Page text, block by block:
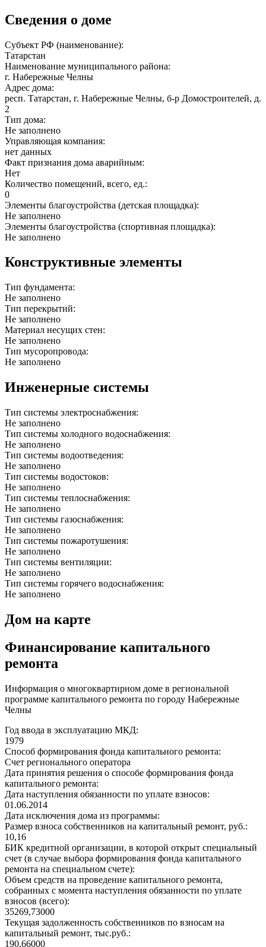
Сведения о доме
Субъект РФ (наименование):
Татарстан
Наименование муниципального района:
г. Набережные Челны
Адрес дома:
респ. Татарстан, г. Набережные Челны, б-р Домостроителей, д.
2
Тип дома:
Не заполнено
Управляющая компания:
нет данных
Факт признания дома аварийным:
Нет
Количество помещений, всего, ед.:
0
Элементы благоустройства (детская площадка):
Не заполнено
Элементы благоустройства (спортивная площадка):
Не заполнено
Конструктивные элементы
Тип фундамента:
Не заполнено
Тип перекрытий:
Не заполнено
Материал несущих стен:
Не заполнено
Тип мусоропровода:
Не заполнено
Инженерные системы
Тип системы электроснабжения:
Не заполнено
Тип системы холодного водоснабжения:
Не заполнено
Тип системы водоотведения:
Не заполнено
Тип системы водостоков:
Не заполнено
Тип системы теплоснабжения:
Не заполнено
Тип системы газоснабжения:
Не заполнено
Тип системы пожаротушения:
Не заполнено
Тип системы вентиляции:
Не заполнено
Тип системы горячего водоснабжения:
Не заполнено
Дом на карте
Финансирование капитального
ремонта
Информация о многоквартирном доме в региональной
программе капитального ремонта по городу Набережные
Челны
Год ввода в эксплуатацию МКД:
1979
Способ формирования фонда капитального ремонта:
Счет регионального оператора
Дата принятия решения о способе формирования фонда
капитального ремонта:
Дата наступления обязанности по уплате взносов:
01.06.2014
Дата исключения дома из программы:
Размер взноса собственников на капитальный ремонт, руб.:
10,16
БИК кредитной организации, в которой открыт специальный
счет (в случае выбора формирования фонда капитального
ремонта на специальном счете):
Объем средств на проведение капитального ремонта,
собранных с момента наступления обязанности по уплате
взносов (всего):
35269,73000
Текущая задолженность собственников по взносам на
капитальный ремонт, тыс.руб.:
190,66000